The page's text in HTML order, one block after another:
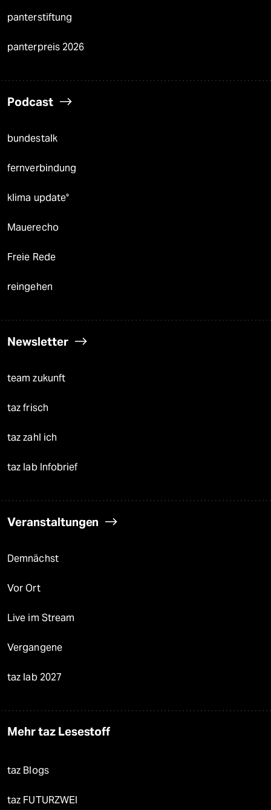
panterstiftung
panterpreis 2026
Podcast
bundestalk
fernverbindung
klima update°
Mauerecho
Freie Rede
reingehen
Newsletter
team zukunft
taz frisch
taz zahl ich
taz lab Infobrief
Veranstaltungen
Demnächst
Vor Ort
Live im Stream
Vergangene
taz lab 2027
Mehr taz Lesestoff
taz Blogs
taz FUTURZWEI